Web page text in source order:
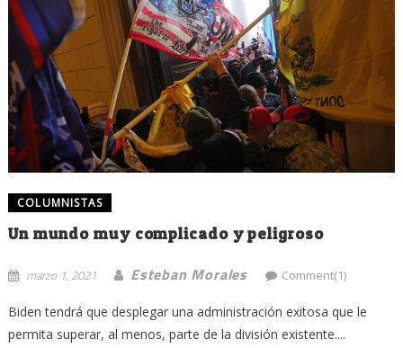
COLUMNISTAS
Un mundo muy complicado y peligroso
marzo 1, 2021 Esteban Morales Comment(1)
Biden tendrá que desplegar una administración exitosa que le
permita superar, al menos, parte de la división existente....